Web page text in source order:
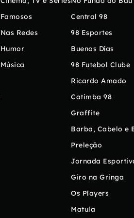
Famosos
Nas Redes
Humor
Música
Central 98
98 Esportes
Buenos Días
98 Futebol Clube
Ricardo Amado
Catimba 98
Graffite
Barba, Cabelo e
Preleção
Jornada
Giro na Gringa
Os Players
Matula